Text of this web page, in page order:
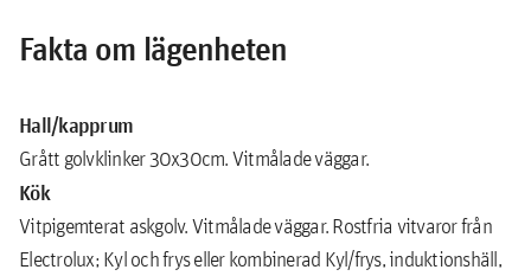
Fakta om lägenheten
Hall/kapprum
Grått golvklinker 30x30cm. Vitmålade väggar.
Kök
Vitpigemterat askgolv. Vitmålade väggar. Rostfria vitvaror från
Electrolux; Kyl och frys eller kombinerad Kyl/frys, induktionshäll,